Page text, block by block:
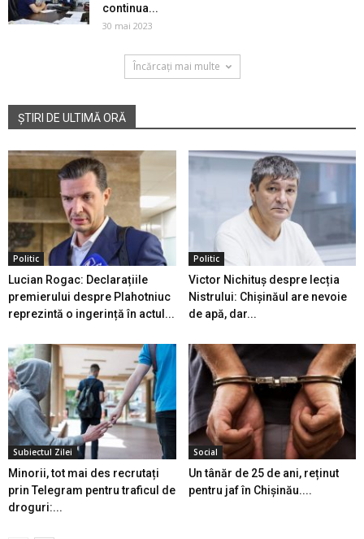
continua...
30 mai 2023
Încărcați mai multe
ȘTIRI DE ULTIMĂ ORĂ
Politic
Lucian Rogac: Declarațiile
premierului despre Plahotniuc
reprezintă o ingerință în actul...
Politic
Victor Nichituș despre lecția
Nistrului: Chișinăul are nevoie
de apă, dar...
Subiectul Zilei
Minorii, tot mai des recrutați
prin Telegram pentru traficul de
droguri:...
Social
Un tânăr de 25 de ani, reținut
pentru jaf în Chișinău....